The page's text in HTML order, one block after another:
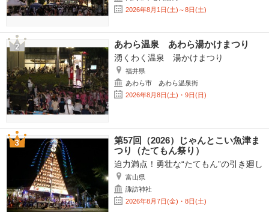
2026年8月1日(土)～8日(土)
あわら温泉 あわら湯かけまつり
湧くわく温泉 湯かけまつり
福井県
あわら市 あわら温泉街
2026年8月8日(土)・9日(日)
第57回（2026）じゃんとこい魚津ま
つり（たてもん祭り）
迫力満点！勇壮な“たてもん”の引き廻し
富山県
諏訪神社
2026年8月7日(金)・8日(土)